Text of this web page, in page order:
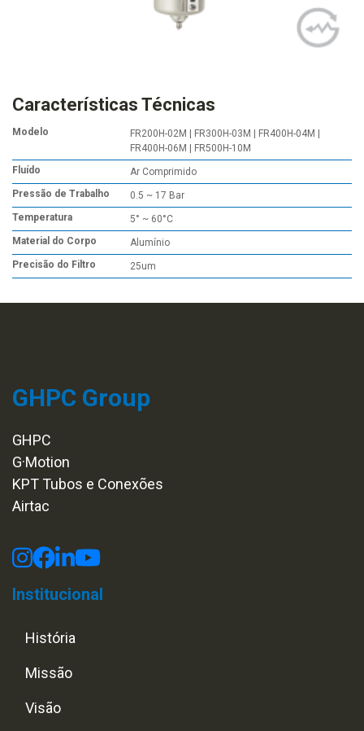
Características Técnicas
Modelo
FR200H-02M | FR300H-03M | FR400H-04M |
FR400H-06M | FR500H-10M
Fluído
Ar Comprimido
Pressão de Trabalho
0.5 ~ 17 Bar
Temperatura
5° ~ 60°C
Material do Corpo
Alumínio
Precisão do Filtro
25um
GHPC Group
GHPC
G·Motion
KPT Tubos e Conexões
Airtac
Institucional
História
Missão
Visão